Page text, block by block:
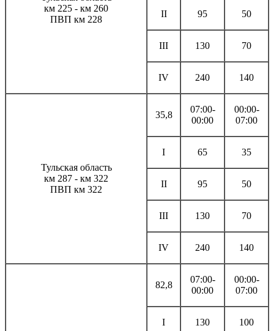
км 225 - км 260
ПВП км 228
II 95 50
III 130 70
IV 240 140
Тульская область
км 287 - км 322
ПВП км 322
35,8
07:00-
00:00
00:00-
07:00
I 65 35
II 95 50
III 130 70
IV 240 140
82,8
07:00-
00:00
00:00-
07:00
I 130 100